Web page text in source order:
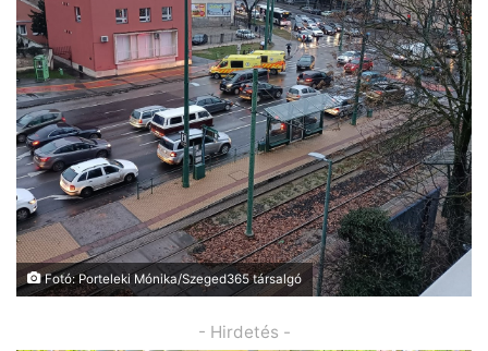
Fotó: Porteleki Mónika/Szeged365 társalgó
- Hirdetés -